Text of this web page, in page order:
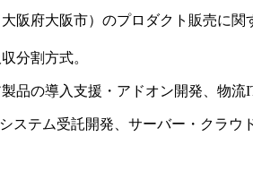
阪府大阪市）のプロダクト販売に関
分割方式。
品の導入支援・アドオン開発、物
ステム受託開発、サーバー・クラウ